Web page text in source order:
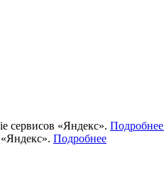
сервисов «Яндекс». Подробнее
Подробнее